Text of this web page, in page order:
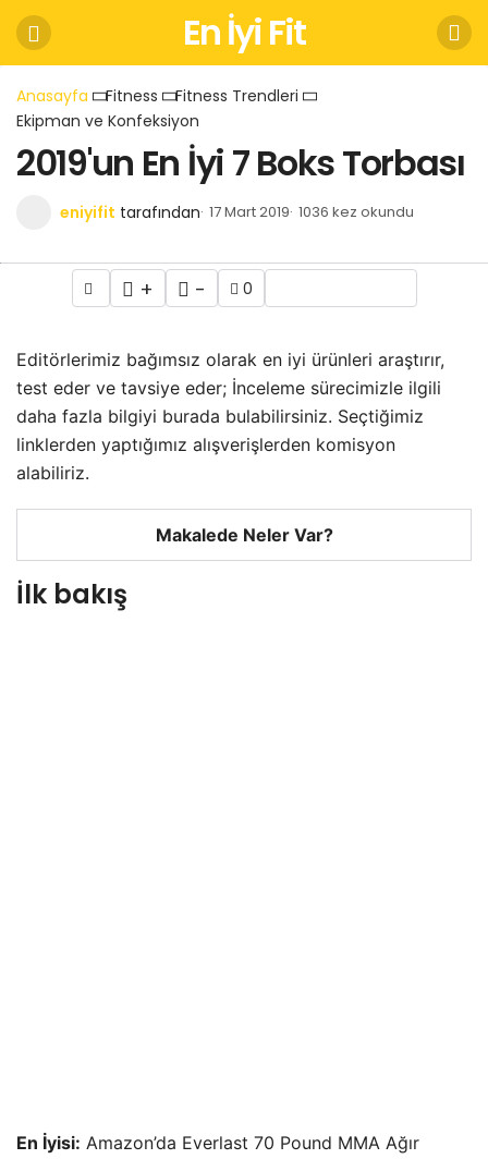
En İyi Fit
Anasayfa Fitness
Fitness Trendleri
Ekipman ve Konfeksiyon
2019'un En İyi 7 Boks Torbası
eniyifit tarafından 17 Mart 2019 1036 kez okundu
+ - 0
Editörlerimiz bağımsız olarak en iyi ürünleri araştırır,
test eder ve tavsiye eder; İnceleme sürecimizle ilgili
daha fazla bilgiyi burada bulabilirsiniz. Seçtiğimiz
linklerden yaptığımız alışverişlerden komisyon
alabiliriz.
Makalede Neler Var?
İlk bakış
En İyisi: Amazon’da Everlast 70 Pound MMA Ağır